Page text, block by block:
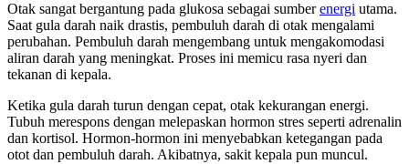
Otak sangat bergantung pada glukosa sebagai sumberenergi utama.
Saat gula darah naik drastis, pembuluh darah di otak mengalami
perubahan. Pembuluh darah mengembang untuk mengakomodasi
aliran darah yang meningkat. Proses ini memicu rasa nyeri dan
tekanan di kepala.
Ketika gula darah turun dengan cepat, otak kekurangan energi.
Tubuh merespons dengan melepaskan hormon stres seperti adrenalin
dan kortisol. Hormon-hormon ini menyebabkan ketegangan pada
otot dan pembuluh darah. Akibatnya, sakit kepala pun muncul.